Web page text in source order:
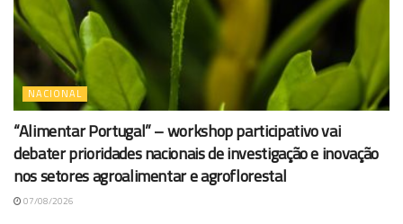
NACIONAL
“Alimentar Portugal” – workshop participativo vai
debater prioridades nacionais de investigação e inovação
nos setores agroalimentar e agroflorestal
07/08/2026